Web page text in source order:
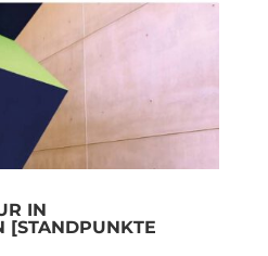
IN
[STANDPUNKTE